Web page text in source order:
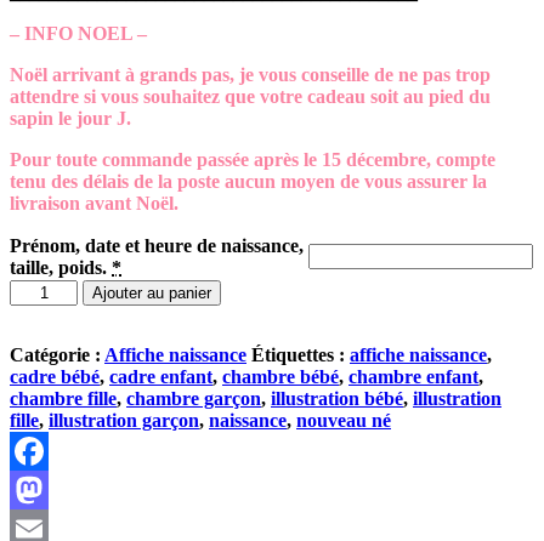
– INFO NOEL –
Noël arrivant à grands pas, je vous conseille de ne pas trop
attendre si vous souhaitez que votre cadeau soit au pied du
sapin le jour J.
Pour toute commande passée après le 15 décembre, compte
tenu des délais de la poste aucun moyen de vous assurer la
livraison avant Noël.
Prénom, date et heure de naissance,
taille, poids. *
quantité
de
de
naissance
::
La
tête
dans
les
étoiles
::
Ajouter au panier
Catégorie : Affiche naissance Étiquettes : affiche naissance,
cadre bébé, cadre enfant, chambre bébé, chambre enfant,
chambre fille, chambre garçon, illustration bébé, illustration
fille, illustration garçon, naissance, nouveau né
Facebook
Mastodon